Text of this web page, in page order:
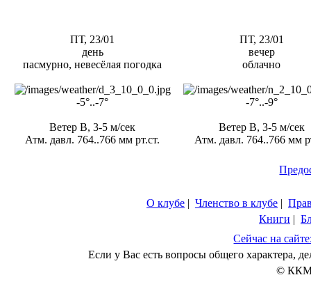
ПТ, 23/01
день
пасмурно, невесёлая погодка
-5°..-7°
Ветер В, 3-5 м/сек
Атм. давл. 764..766 мм рт.ст.
ПТ, 23/01
вечер
облачно
-7°..-9°
Ветер В, 3-5 м/сек
Атм. давл. 764..766 мм
О клубе | Членство в клубе |
Книги |
Сейчас на
Если у Вас есть вопросы общего характера,
© ККМ